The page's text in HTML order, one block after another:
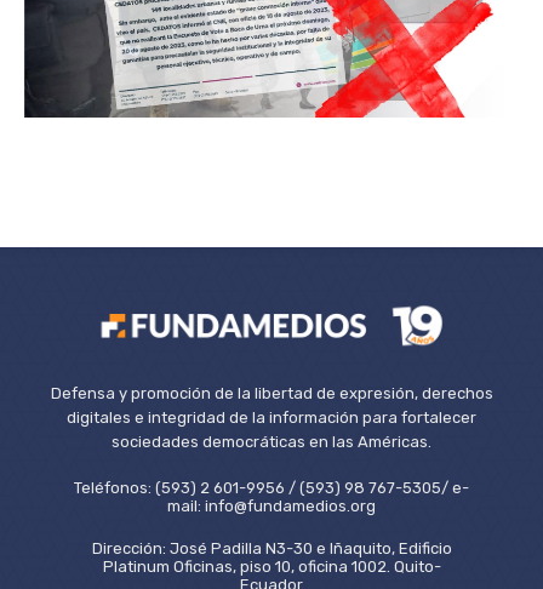
Defensa y promoción de la libertad de expresión, derechos
digitales e integridad de la información para fortalecer
sociedades democráticas en las Américas.
Teléfonos: (593) 2 601-9956 / (593) 98 767-5305/ e-
mail: info@fundamedios.org
Dirección: José Padilla N3-30 e Iñaquito, Edificio
Platinum Oficinas, piso 10, oficina 1002. Quito-
Ecuador